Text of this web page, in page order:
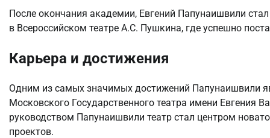
После окончания академии, Евгений Папунаишвили
в Всероссийском театре А.С. Пушкина, где успешно
Карьера и достижения
Одним из самых значимых достижений Папунаишвили
Московского Государственного театра имени Евгения
руководством Папунаишвили театр стал центром
проектов.